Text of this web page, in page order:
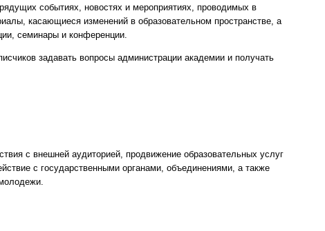
событиях, новостях и мероприятиях, проводимых в
касающиеся изменений в образовательном пространстве, а
семинары и конференции.
задавать вопросы администрации академии и получать
с внешней аудиторией, продвижение образовательных услуг
с государственными органами, объединениями, а также